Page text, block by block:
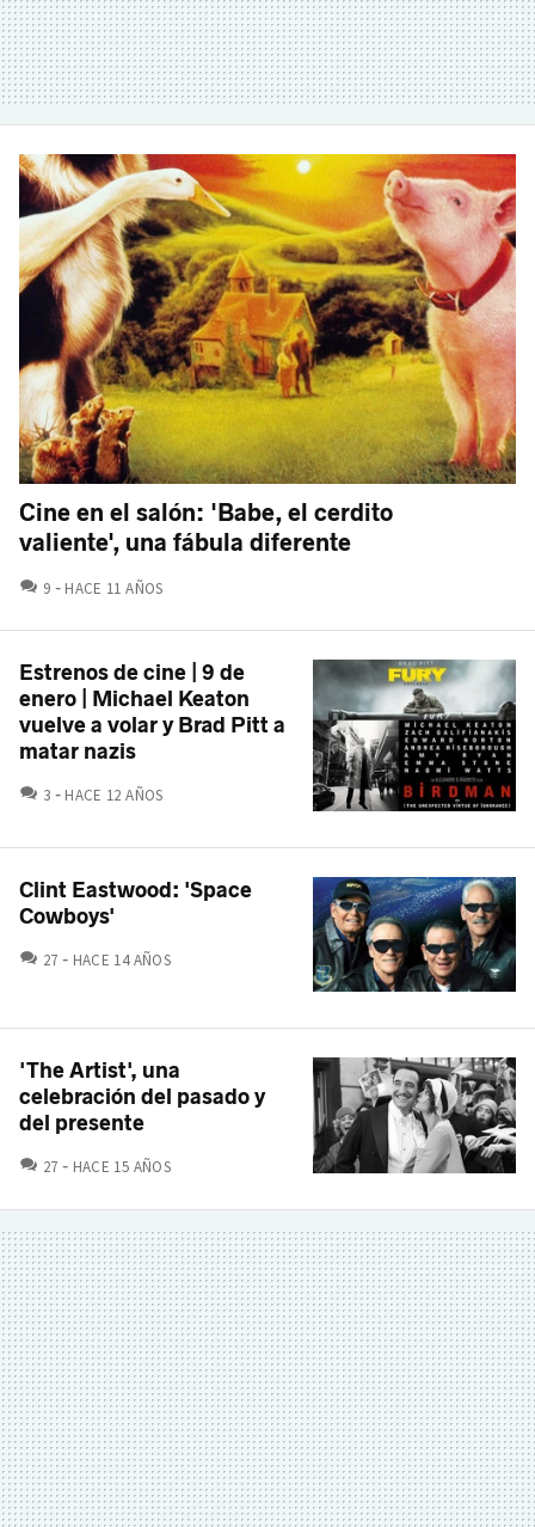
Cine en el salón: 'Babe, el cerdito
valiente', una fábula diferente
9 COMENTARIOS
HACE 11 AÑOS
Estrenos de cine | 9 de
enero | Michael Keaton
vuelve a volar y Brad Pitt a
matar nazis
3 COMENTARIOS
HACE 12 AÑOS
Clint Eastwood: 'Space
Cowboys'
27 COMENTARIOS
HACE 14 AÑOS
'The Artist', una
celebración del pasado y
del presente
27 COMENTARIOS
HACE 15 AÑOS